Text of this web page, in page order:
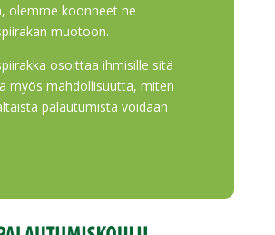
olemme koonneet ne
muotoon.
osoittaa ihmisille sitä
myös mahdollisuutta, miten
palautumista voidaan